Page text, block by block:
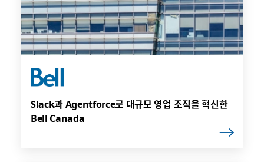
Slack과 Agentforce로 대규모 영업 조직을 혁신한
Bell Canada